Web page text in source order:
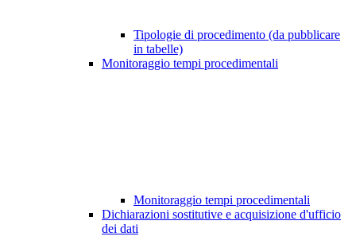
Tipologie di procedimento (da pubblicare
in tabelle)
Monitoraggio tempi procedimentali
Monitoraggio tempi procedimentali
Dichiarazioni sostitutive e acquisizione d'ufficio
dei dati